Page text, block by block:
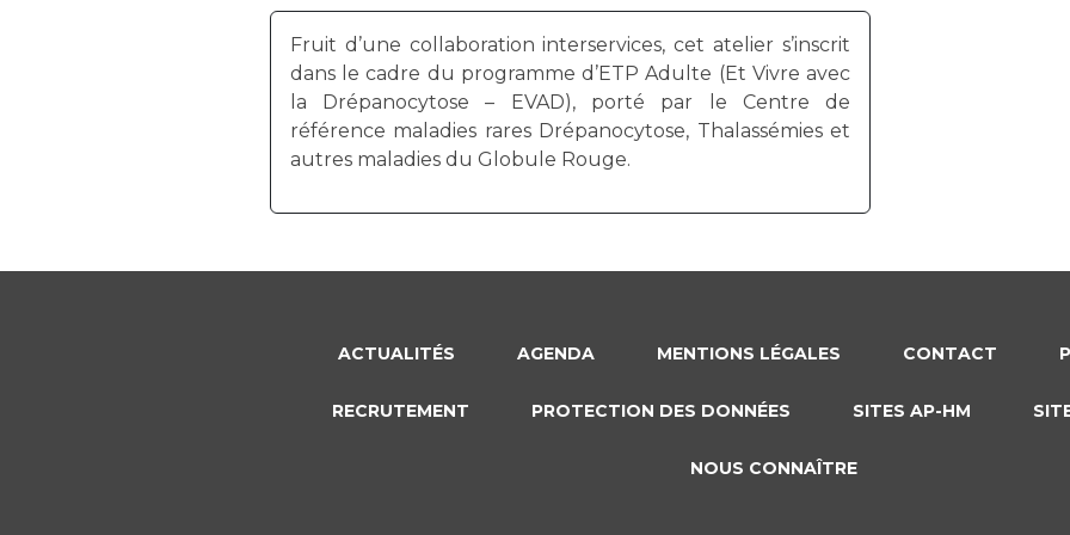
Fruit d’une collaboration interservices, cet atelier s’inscrit
dans le cadre du programme d’ETP Adulte (Et Vivre avec
la Drépanocytose – EVAD), porté par le Centre de
référence maladies rares Drépanocytose, Thalassémies et
autres maladies du Globule Rouge.
ACTUALITÉS AGENDA MENTIONS LÉGALES CONTACT
RECRUTEMENT PROTECTION DES DONNÉES SITES AP-HM
NOUS CONNAÎTRE